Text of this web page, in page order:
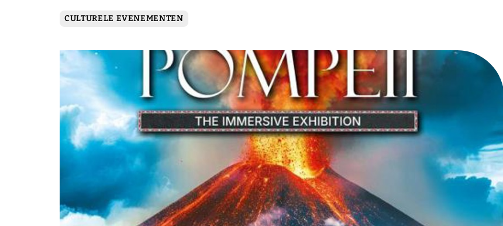
CULTURELE EVENEMENTEN